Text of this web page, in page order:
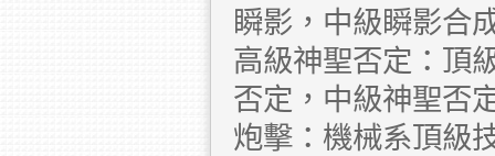
瞬影，中級瞬影合
高級神聖否定：頂
否定，中級神聖否
炮擊：機械系頂級